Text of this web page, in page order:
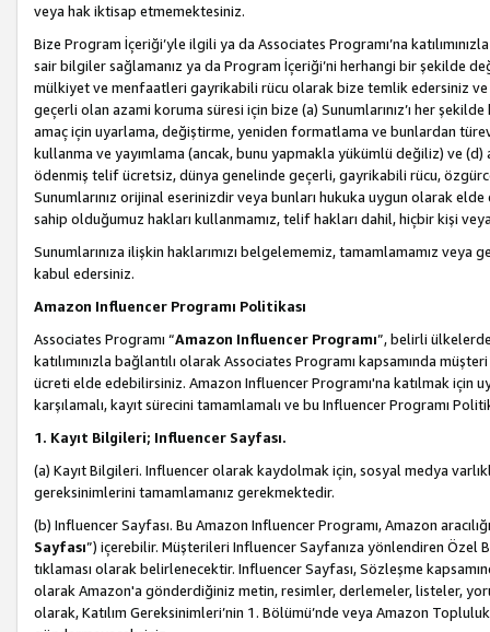
veya hak iktisap etmemektesiniz.
Bize Program İçeriği’yle ilgili ya da Associates Programı’na
sair bilgiler sağlamanız ya da Program İçeriği’ni herhangi bir şekilde
mülkiyet ve menfaatleri gayrikabili rücu olarak bize temlik edersiniz ve
geçerli olan azami koruma süresi için bize (a) Sunumlarınız’ı her
amaç için uyarlama, değiştirme, yeniden formatlama ve bunlardan türev
kullanma ve yayımlama (ancak, bunu yapmakla yükümlü değiliz) ve
ödenmiş telif ücretsiz, dünya genelinde geçerli, gayrikabili rücu,
Sunumlarınız orijinal eserinizdir veya bunları hukuka uygun olarak
sahip olduğumuz hakları kullanmamız, telif hakları dahil, hiçbir kişi
Sunumlarınıza ilişkin haklarımızı belgelememiz, tamamlamamız
kabul edersiniz.
Amazon Influencer Programı Politikası
Associates Programı “Amazon Influencer Programı”, belirli
katılımınızla bağlantılı olarak Associates Programı kapsamında
ücreti elde edebilirsiniz. Amazon Influencer Programı'na katılmak için
karşılamalı, kayıt sürecini tamamlamalı ve bu Influencer Programı
1. Kayıt Bilgileri; Influencer Sayfası.
(a) Kayıt Bilgileri. Influencer olarak kaydolmak için, sosyal medya
gereksinimlerini tamamlamanız gerekmektedir.
(b) Influencer Sayfası. Bu Amazon Influencer Programı, Amazon
Sayfası”) içerebilir. Müşterileri Influencer Sayfanıza yönlendiren Özel
tıklaması olarak belirlenecektir. Influencer Sayfası, Sözleşme
olarak Amazon'a gönderdiğiniz metin, resimler, derlemeler, listeler,
olarak, Katılım Gereksinimleri’nin 1. Bölümü’nde veya Amazon